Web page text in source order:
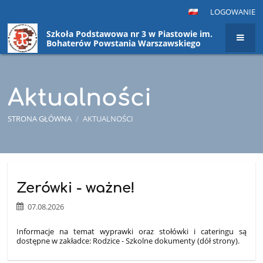
LOGOWANIE
Szkoła Podstawowa nr 3 w Piastowie im.
Bohaterów Powstania Warszawskiego
Aktualności
STRONA GŁÓWNA / AKTUALNOŚCI
Zerówki - ważne!
07.08.2026
Informacje na temat wyprawki oraz stołówki i cateringu są
dostępne w zakładce: Rodzice - Szkolne dokumenty (dół strony).